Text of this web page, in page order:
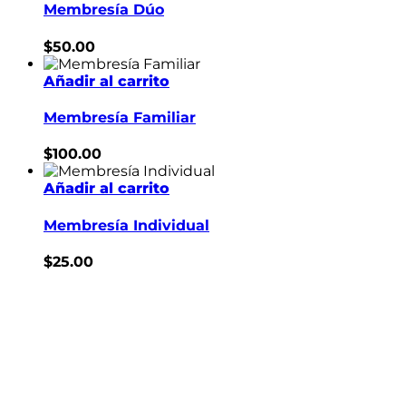
Membresía Dúo
$50.00
Añadir al carrito
Membresía Familiar
$100.00
Añadir al carrito
Membresía Individual
$25.00